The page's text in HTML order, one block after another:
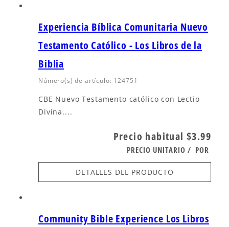
Experiencia Bíblica Comunitaria Nuevo
Testamento Católico - Los Libros de la
Biblia
Número(s) de artículo: 124751
CBE Nuevo Testamento católico con Lectio
Divina....
Precio habitual $3.99
PRECIO UNITARIO / POR
DETALLES DEL PRODUCTO
Community Bible Experience Los Libros